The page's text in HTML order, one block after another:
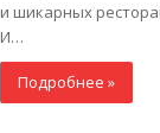
и шикарных
И…
Подробнее »